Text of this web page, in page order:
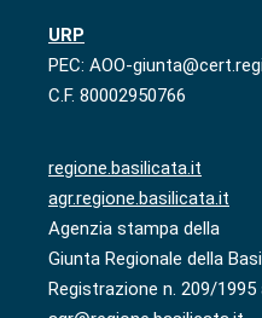
URP
PEC: AOO-
C.F. 80002950766
regione.basilicata.it
agr.regione.basilicata.it
Agenzia stampa della
Giunta Regionale della
Registrazione n. 209/